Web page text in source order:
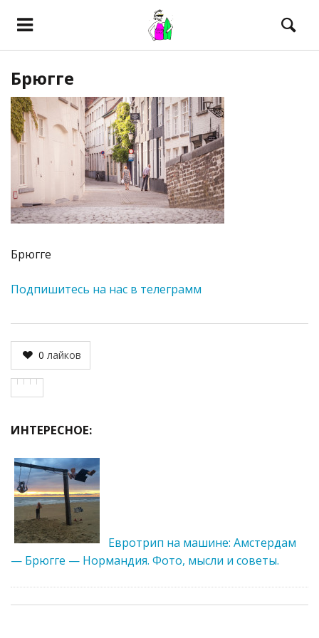
Брюгге
Брюгге
Подпишитесь на нас в телеграмм
0 лайков
ИНТЕРЕСНОЕ:
Евротрип на машине: Амстердам
— Брюгге — Нормандия. Фото, мысли и советы.